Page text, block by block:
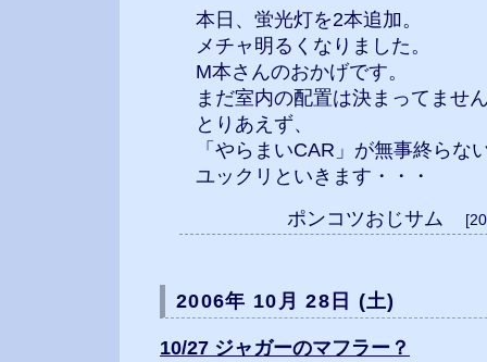
本日、蛍光灯を2本追加。
メチャ明るくなりました。
M本さんのおかげです。
まだ室内の配置は決まってませ
とりあえず、
「やらまいCAR」が無事終らな
ユックリといきます・・・
ポンコツおじサム
2006年 10月 28日 (土)
10/27 ジャガーのマフラー？